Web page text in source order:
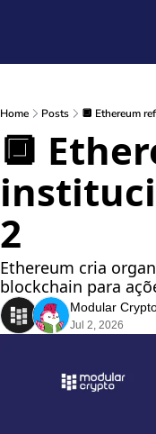
Home Posts 🔲 Ethereum
🔲
2
Ethereum cria
blockchain para
Modular
Jul 2, 2026